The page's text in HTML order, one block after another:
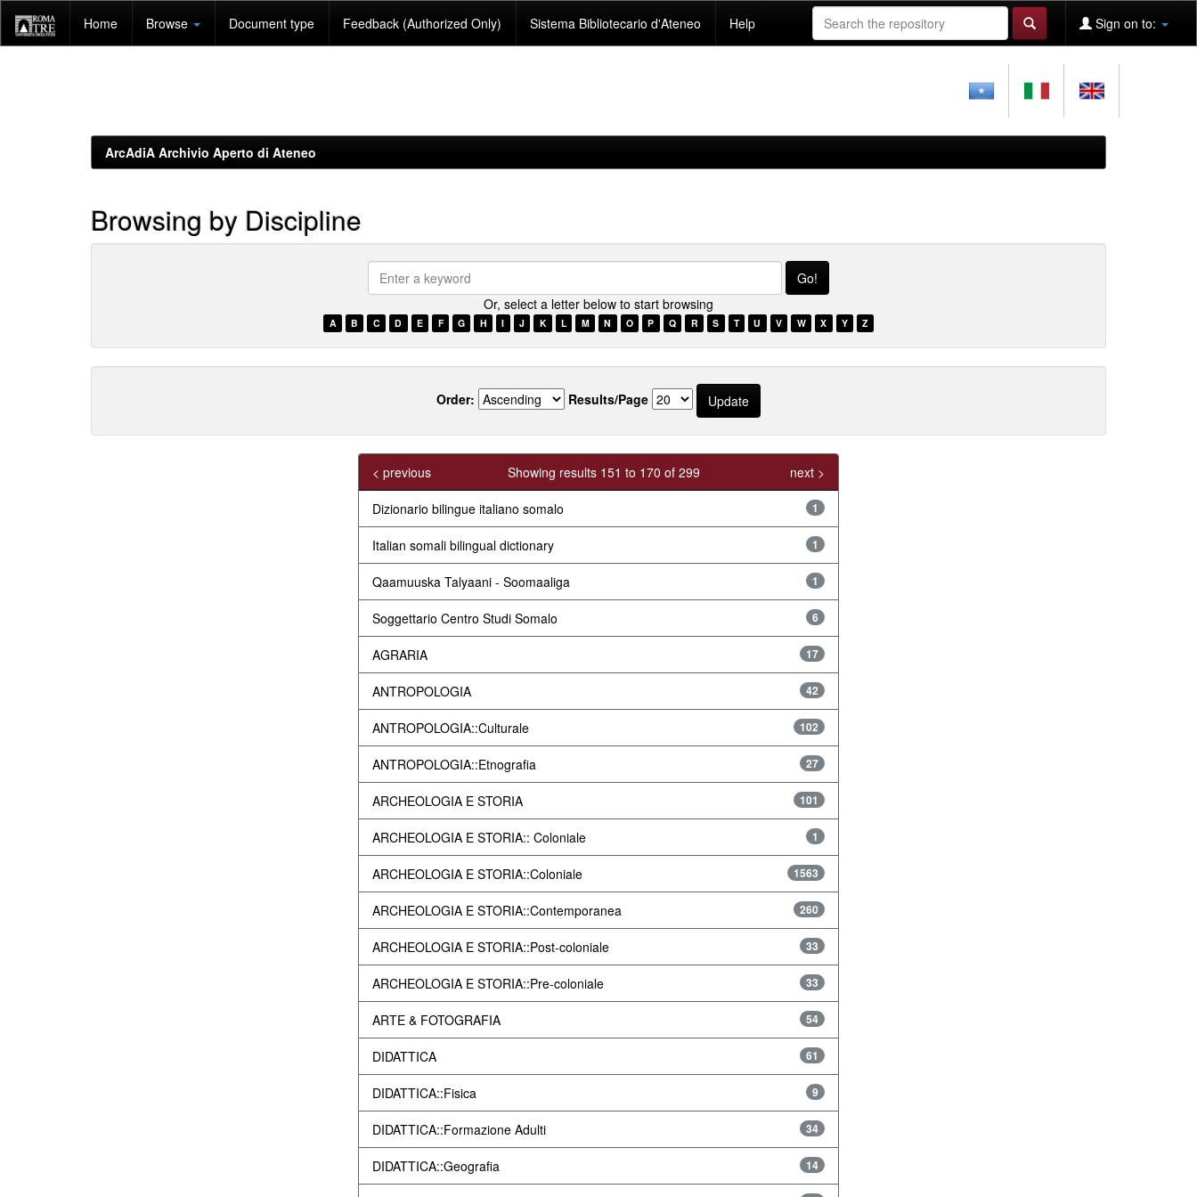
navigation
Home Browse Document type Feedback (Authorized Only) Sistema Bibliotecario d'Ateneo Help Sign on to:
ArcAdiA Archivio Aperto di Ateneo
Browsing by Discipline
???
browse.type.item.subjectsomali???
Or, select a letter below to start browsing
A B C D E F G H I J K L M N O P Q R S T U V W X Y Z
Order: Results/Page
Showing results 151 to 170 of 299
< previous next >
Dizionario bilingue italiano somalo 1
Italian somali bilingual dictionary 1
Qaamuuska Talyaani - Soomaaliga 1
Soggettario Centro Studi Somalo 6
AGRARIA 17
ANTROPOLOGIA 42
ANTROPOLOGIA::Culturale 102
ANTROPOLOGIA::Etnografia 27
ARCHEOLOGIA E STORIA 101
ARCHEOLOGIA E STORIA:: Coloniale 1
ARCHEOLOGIA E STORIA::Coloniale 1563
ARCHEOLOGIA E STORIA::Contemporanea 260
ARCHEOLOGIA E STORIA::Post-coloniale 33
ARCHEOLOGIA E STORIA::Pre-coloniale 33
ARTE & FOTOGRAFIA 54
DIDATTICA 61
DIDATTICA::Fisica 9
DIDATTICA::Formazione Adulti 34
DIDATTICA::Geografia 14